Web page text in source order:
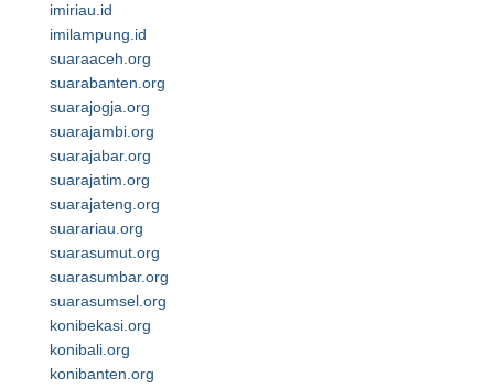
imiriau.id
imilampung.id
suaraaceh.org
suarabanten.org
suarajogja.org
suarajambi.org
suarajabar.org
suarajatim.org
suarajateng.org
suarariau.org
suarasumut.org
suarasumbar.org
suarasumsel.org
konibekasi.org
konibali.org
konibanten.org